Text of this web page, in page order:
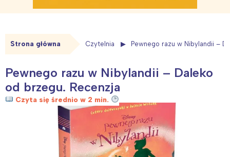
Strona główna Czytelnia Pewnego razu w Nibylandii –
Pewnego razu w Nibylandii – Daleko
od brzegu. Recenzja
Czyta się średnio w 2 min.